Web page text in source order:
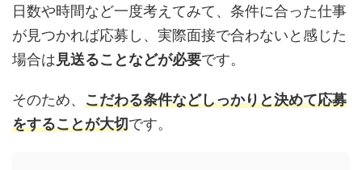
日数や時間など一度考えてみて、条件に合った仕事
が見つかれば応募し、実際面接で合わないと感じた
場合は見送ることなどが必要です。
そのため、 こだわる条件などしっかりと決めて応募
をすることが大切です。